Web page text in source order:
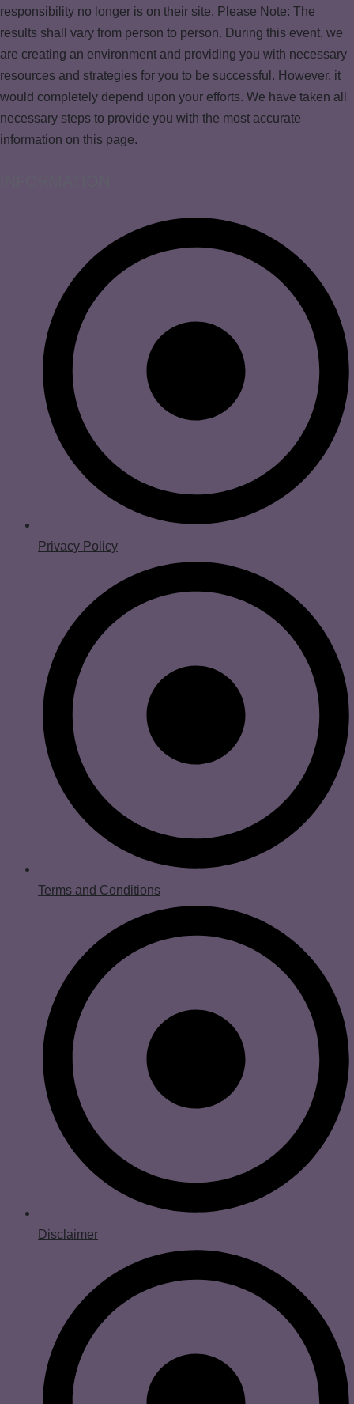
responsibility no longer is on their site. Please Note: The
results shall vary from person to person. During this event, we
are creating an environment and providing you with necessary
resources and strategies for you to be successful. However, it
would completely depend upon your efforts. We have taken all
necessary steps to provide you with the most accurate
information on this page.
Privacy Policy
Terms and Conditions
Disclaimer